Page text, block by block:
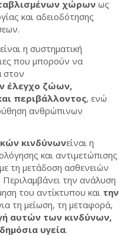
χώρων ως
και αδειοδότησης
είναι η συστηματική
που μπορούν να
στον
έλεγχο ζώων,
περιβάλλοντος, ενώ
ανθρώπινων
κινδύνωνείναι η
και αντιμετώπισης
τη μετάδοση ασθενειών
την ανάλυση
του αντίκτυπου και την
τη μείωση, τη μεταφορά,
αυτών των κινδύνων,
υγεία.